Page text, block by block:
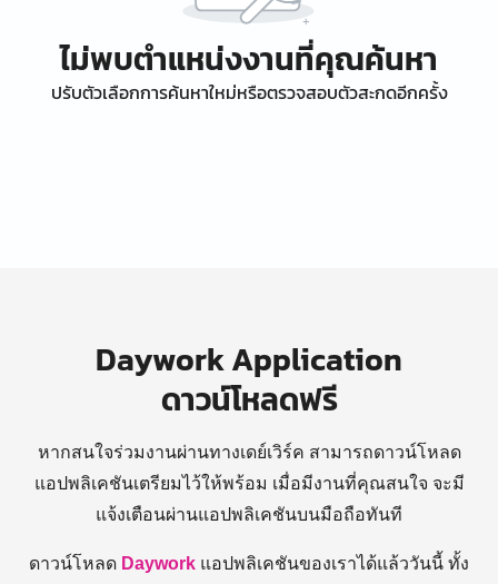
ไม่พบตำแหน่งงานที่คุณค้นหา
ปรับตัวเลือกการค้นหาใหม่หรือตรวจสอบตัวสะกดอีกครั้ง
Daywork Application
ดาวน์โหลดฟรี
หากสนใจร่วมงานผ่านทางเดย์เวิร์ค สามารถดาวน์โหลด
แอปพลิเคชันเตรียมไว้ให้พร้อม เมื่อมีงานที่คุณสนใจ จะมี
แจ้งเตือนผ่านแอปพลิเคชันบนมือถือทันที
ดาวน์โหลด Daywork แอปพลิเคชันของเราได้แล้ววันนี้ ทั้ง